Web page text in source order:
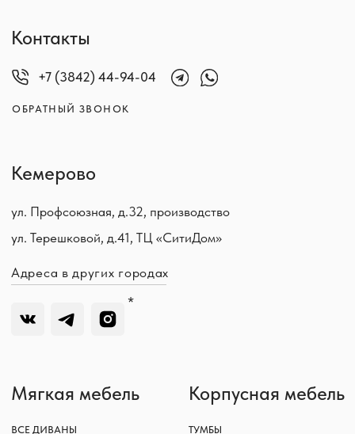
Сайт сделал VanGogh